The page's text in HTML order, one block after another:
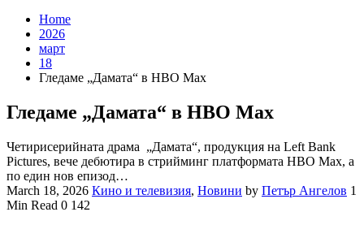
Home
2026
март
18
Гледаме „Дамата“ в HBO Max
Гледаме „Дамата“ в HBO Max
Четирисерийната драма „Дамата“, продукция на Left Bank
Pictures, вече дебютира в стрийминг платформата HBO Max, а
по един нов епизод…
March 18, 2026 Кино и телевизия, Новини by Петър Ангелов 1
Min Read 0 142